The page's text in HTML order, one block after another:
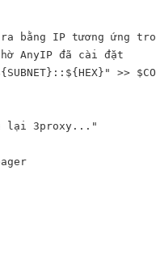
IP tương ứng
AnyIP đã cài đặt
>>
lại 3proxy..."